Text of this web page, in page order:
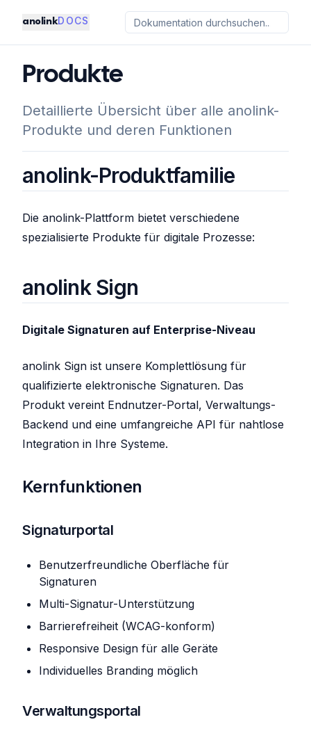
anolinkDOCS
Produkte
Detaillierte Übersicht über alle anolink-
Produkte und deren Funktionen
anolink-Produktfamilie
Die anolink-Plattform bietet verschiedene
spezialisierte Produkte für digitale Prozesse:
anolink Sign
Digitale Signaturen auf Enterprise-Niveau
anolink Sign ist unsere Komplettlösung für
qualifizierte elektronische Signaturen. Das
Produkt vereint Endnutzer-Portal, Verwaltungs-
Backend und eine umfangreiche API für nahtlose
Integration in Ihre Systeme.
Kernfunktionen
Signaturportal
Benutzerfreundliche Oberfläche für
Signaturen
Multi-Signatur-Unterstützung
Barrierefreiheit (WCAG-konform)
Responsive Design für alle Geräte
Individuelles Branding möglich
Verwaltungsportal